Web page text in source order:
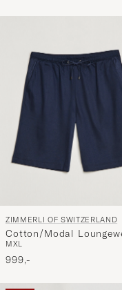
ZIMMERLI OF SWITZERLAND
Cotton/Modal
Shorts Midnight
MXL
999,-